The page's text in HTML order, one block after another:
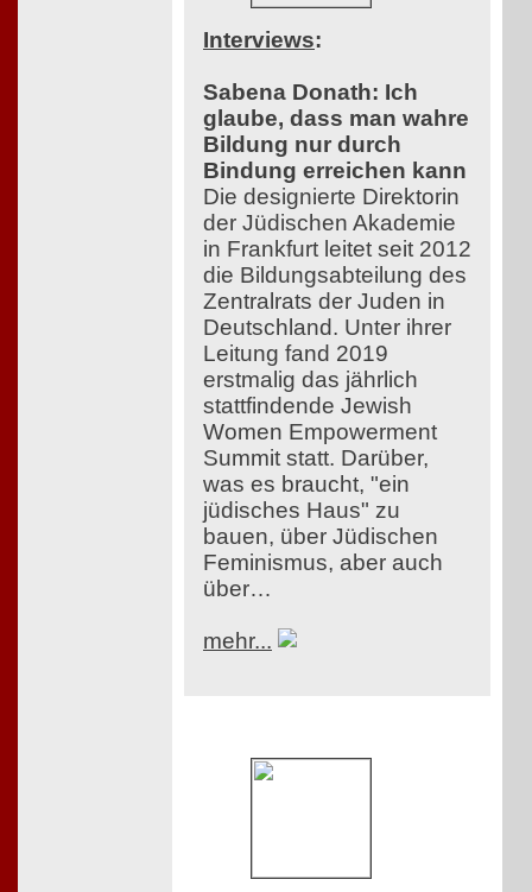
Interviews:
Sabena Donath: Ich
glaube, dass man wahre
Bildung nur durch
Bindung erreichen kann
Die designierte Direktorin
der Jüdischen Akademie
in Frankfurt leitet seit 2012
die Bildungsabteilung des
Zentralrats der Juden in
Deutschland. Unter ihrer
Leitung fand 2019
erstmalig das jährlich
stattfindende Jewish
Women Empowerment
Summit statt. Darüber,
was es braucht, "ein
jüdisches Haus" zu
bauen, über Jüdischen
Feminismus, aber auch
über…
mehr...